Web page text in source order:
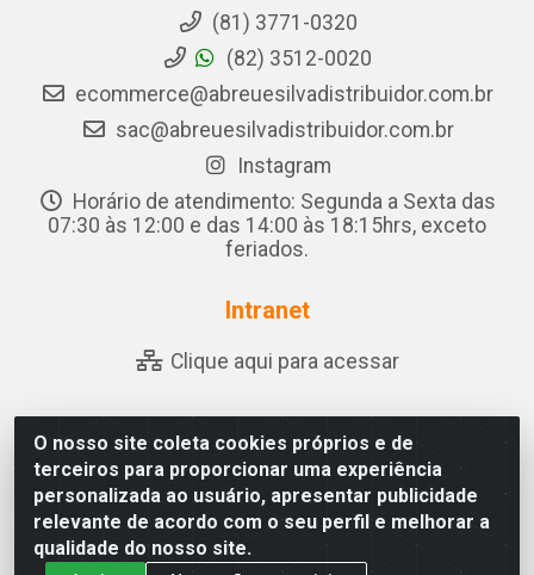
O nosso site coleta cookies próprios e de
terceiros para proporcionar uma experiência
personalizada ao usuário, apresentar publicidade
relevante de acordo com o seu perfil e melhorar a
qualidade do nosso site.
(81) 3771-0320
(82) 3512-0020
ecommerce@abreuesilvadistribuidor.com.br
sac@abreuesilvadistribuidor.com.br
Instagram
Horário de atendimento: Segunda a Sexta das
07:30 às 12:00 e das 14:00 às 18:15hrs, exceto
feriados.
Intranet
Clique aqui para acessar
Abreu & Silva - Rua Padre Jose de Souza Leite, 265 - Ariado,
Olho D'Água das Flores/AL - CEP 57.442-000 - CNPJ
04.790.656/0001-06